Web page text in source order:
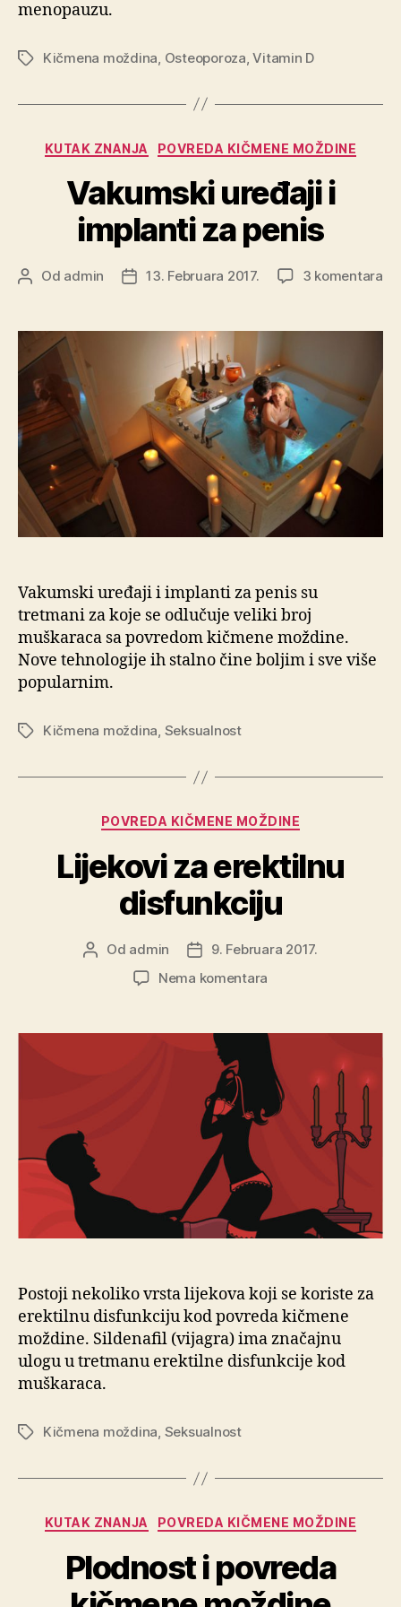
menopauzu.
OznakeKičmena moždina, Osteoporoza,Vitamin D
Kategorije
KUTAK ZNANJA POVREDA KIČMENE MOŽDINE
Vakumski uređaji i
implanti za penis
Autor
Od admin
Datum
13. Februara 2017. 3 komentaraza
i
za
Vakumski uređaji i implanti za penis su
tretmani za koje se odlučuje veliki broj
muškaraca sa povredom kičmene moždine.
Nove tehnologije ih stalno čine boljim i sve više
popularnim.
OznakeKičmena moždina, Seksualnost
Kategorije
POVREDA KIČMENE MOŽDINE
Lijekovi za erektilnu
disfunkciju
Autor
Od admin
Datum
objave
9. Februara 2017.
Nema komentara
erektilnu
disfunkciju
Postoji nekoliko vrsta lijekova koji se koriste za
erektilnu disfunkciju kod povreda kičmene
moždine. Sildenafil (vijagra) ima značajnu
ulogu u tretmanu erektilne disfunkcije kod
muškaraca.
OznakeKičmena moždina, Seksualnost
Kategorije
KUTAK ZNANJA POVREDA KIČMENE MOŽDINE
Plodnost i povreda